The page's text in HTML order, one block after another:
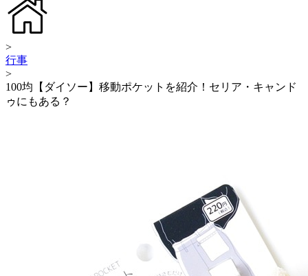
>
行事
>
100均【ダイソー】移動ポケットを紹介！セリア・キャンド
ゥにもある？